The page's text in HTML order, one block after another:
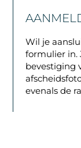
Wil je
formulier in.
bevestiging
evenals de